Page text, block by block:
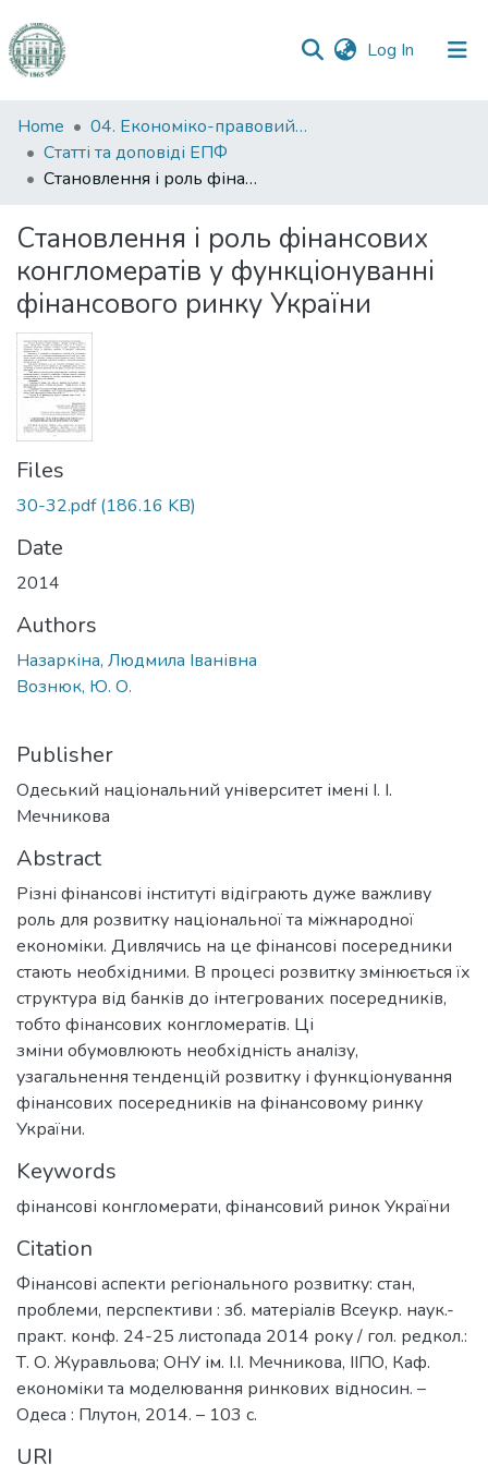
Log In (current)
Communities
&
Collections
Statistics
Home
04. Економіко-правовий факультет
Статті та доповіді ЕПФ
Становлення і роль фінансових конгломератів у функціонуванні фінансового ринку України
Становлення і роль фінансових
конгломератів у функціонуванні
фінансового ринку України
Files
30-32.pdf(186.16 KB)
Date
2014
Authors
Назаркіна, Людмила Іванівна
Вознюк, Ю. О.
Publisher
Одеський національний університет імені І. І.
Мечникова
Abstract
Різні фінансові інституті відіграють дуже важливу
роль для розвитку національної та міжнародної
економіки. Дивлячись на це фінансові посередники
стають необхідними. В процесі розвитку змінюється їх
структура від банків до інтегрованих посередників,
тобто фінансових конгломератів. Ці
зміни обумовлюють необхідність аналізу,
узагальнення тенденцій розвитку і функціонування
фінансових посередників на фінансовому ринку
України.
Keywords
фінансові конгломерати, фінансовий ринок України
Citation
Фінансові аспекти регіонального розвитку: стан,
проблеми, перспективи : зб. матеріалів Всеукр. наук.-
практ. конф. 24-25 листопада 2014 року / гол. редкол.:
Т. О. Журавльова; ОНУ ім. І.І. Мечникова, ІІПО, Каф.
економіки та моделювання ринкових відносин. –
Одеса : Плутон, 2014. – 103 с.
URI